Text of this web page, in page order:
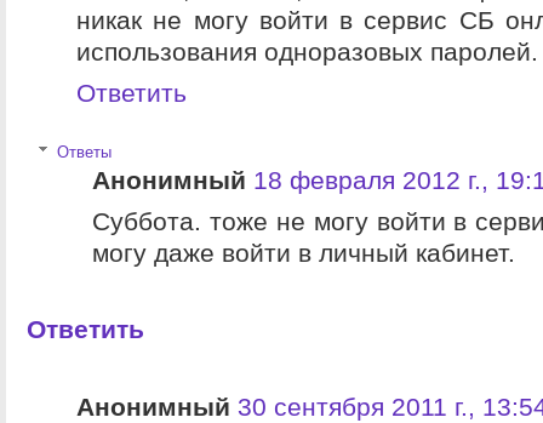
никак не могу войти в сервис СБ
использования одноразовых паролей.
Ответить
Ответы
Анонимный 18 февраля 2012 г.,
Суббота. тоже не могу войти в
могу даже войти в личный кабинет.
Ответить
Анонимный 30 сентября 2011 г.,